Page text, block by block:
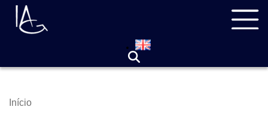
Pular
para
Trilha
Início